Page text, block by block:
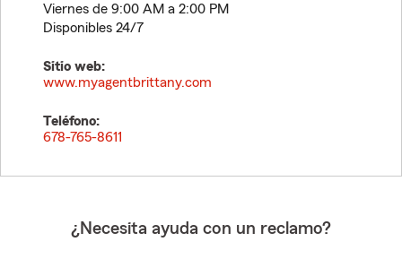
Viernes de 9:00 AM a 2:00 PM
Disponibles 24/7
Sitio web:
www.myagentbrittany.com
Teléfono:
678-765-8611
¿Necesita ayuda con un reclamo?